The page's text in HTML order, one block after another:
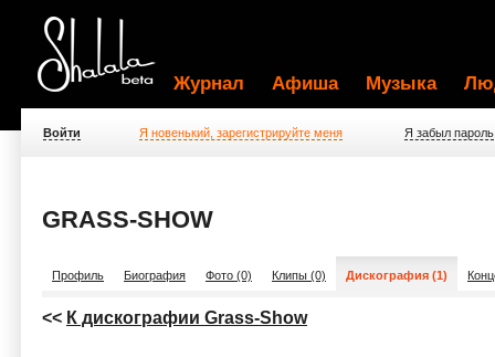
Журнал Афиша Музыка
Войти Я новенький, зарегистрируйте меня Я забыл пароль
GRASS-SHOW
Профиль Биография Фото (0) Клипы (0) Дискография (1)
<< К дискографии Grass-Show